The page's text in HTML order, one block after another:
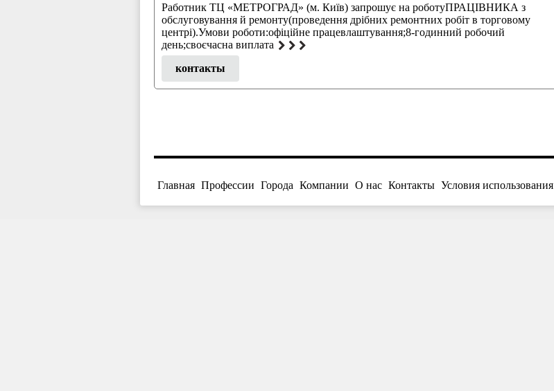
Работник ТЦ «МЕТРОГРАД» (м. Київ) запрошує на роботуПРАЦІВНИКА з
обслуговування й ремонту(проведення дрібних ремонтних робіт в торговому
центрі).Умови роботи:офіційне працевлаштування;8-годинний робочий
день;своєчасна виплата
контакты
Главная Профессии Города Компании О нас Контакты Условия использования